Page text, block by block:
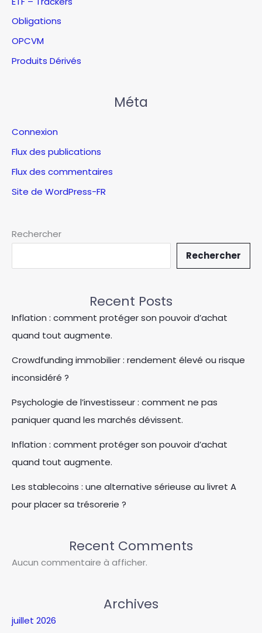
Obligations
OPCVM
Produits Dérivés
Méta
Connexion
Flux des publications
Flux des commentaires
Site de WordPress-FR
Rechercher
Rechercher
Recent Posts
Inflation : comment protéger son pouvoir d’achat
quand tout augmente.
Crowdfunding immobilier : rendement élevé ou risque
inconsidéré ?
Psychologie de l’investisseur : comment ne pas
paniquer quand les marchés dévissent.
Inflation : comment protéger son pouvoir d’achat
quand tout augmente.
Les stablecoins : une alternative sérieuse au livret A
pour placer sa trésorerie ?
Recent Comments
Aucun commentaire à afficher.
Archives
juillet 2026